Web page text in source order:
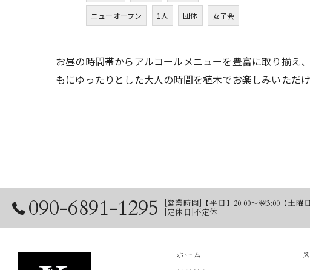
ニューオープン 1人 団体 女子会
お昼の時間帯からアルコールメニューを豊富に取り揃え
もにゆったりとした大人の時間を植木でお楽しみいただけ
090-6891-1295
[営業時間]【平日】20:00〜翌3:00【土曜
[定休日]不定休
ホーム